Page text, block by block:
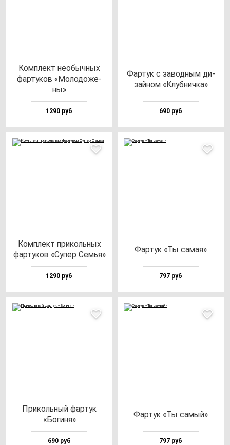
Ком­плект не­обыч­ных
фар­ту­ков «Моло­до­же­
ны»
1290 руб
Фар­тук с за­вод­ным ди­
зай­ном «Клуб­нич­ка»
690 руб
Ком­плект при­коль­ных
фар­ту­ков «Супер Семья»
1290 руб
Фар­тук «Ты са­мая»
797 руб
При­коль­ный фар­тук
«Боги­ня»
690 руб
Фар­тук «Ты са­мый»
797 руб